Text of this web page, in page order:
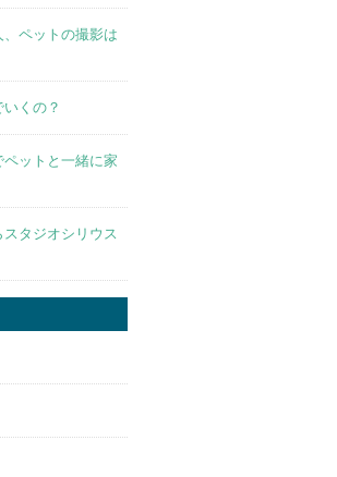
ペットの撮影は
くの？
ットと一緒に家
タジオシリウス